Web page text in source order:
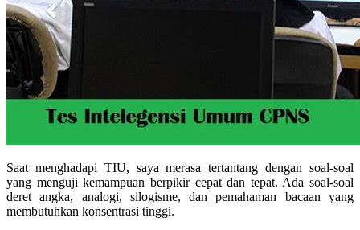
Saat menghadapi TIU, saya merasa tertantang dengan soal-soal
yang menguji kemampuan berpikir cepat dan tepat. Ada soal-soal
deret angka, analogi, silogisme, dan pemahaman bacaan yang
membutuhkan konsentrasi tinggi.